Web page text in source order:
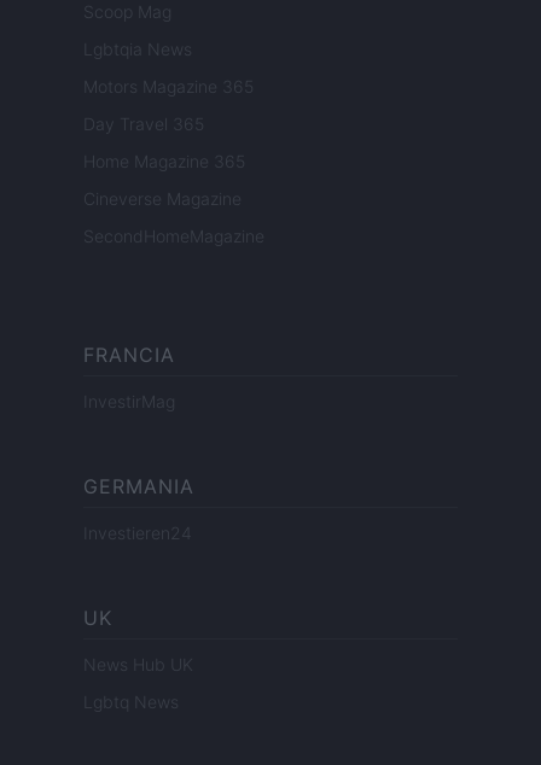
Scoop Mag
Lgbtqia News
Motors Magazine 365
Day Travel 365
Home Magazine 365
Cineverse Magazine
SecondHomeMagazine
FRANCIA
InvestirMag
GERMANIA
Investieren24
UK
News Hub UK
Lgbtq News